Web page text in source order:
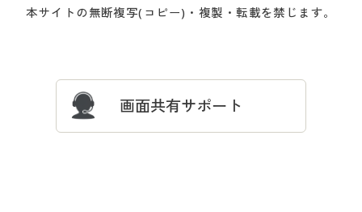
プレゼント＆キャンペーン サイトマップ
ついて
忘れの場合
本サイトの無断複写(コピー)・複製・転載を禁じます。
画面共有サポート